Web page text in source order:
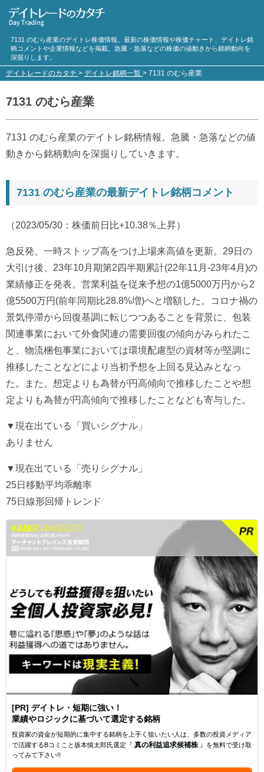
7131 のむら産業のデイトレ株価情報。最新の株価情報や株価チャート、デイトレ銘
柄コメントや企業情報などを掲載。急騰・急落などの株価の値動きから銘柄動向を
深掘りします。
デイトレードのカタチ > デイトレ銘柄一覧 > 7131 のむら産業
7131 のむら産業
7131 のむら産業のデイトレ銘柄情報。急騰・急落などの値
動きから銘柄動向を深掘りしていきます。
7131 のむら産業の最新デイトレ銘柄コメント
（2023/05/30：株価前日比+10.38％上昇）
急反発、一時ストップ高をつけ上場来高値を更新。29日の
大引け後、23年10月期第2四半期累計(22年11月-23年4月)の
業績修正を発表。営業利益を従来予想の1億5000万円から2
億5500万円(前年同期比28.8%増)へと増額した。コロナ禍の
景気停滞から回復基調に転じつつあることを背景に、包装
関連事業において外食関連の需要回復の傾向がみられたこ
と、物流梱包事業においては環境配慮型の資材等が堅調に
推移したことなどにより当初予想を上回る見込みとなっ
た。また、想定よりも為替が円高傾向で推移したことや想
定よりも為替が円高傾向で推移したことなども寄与した。
▼現在出ている「買いシグナル」
ありません
▼現在出ている「売りシグナル」
25日移動平均乖離率
75日線形回帰トレンド
[PR] デイトレ・短期に強い！
業績やロジックに基づいて選定する銘柄
投資家の資金が短期的に集中する銘柄を上手く狙いたい人は、多数の投資メディア
で活躍するBコミこと坂本慎太郎氏選定『 真の利益追求候補株 』を無料で受け取
ってみて下さい!!